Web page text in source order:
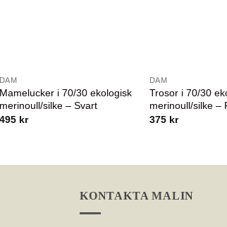
DAM
Mamelucker i 70/30 ekologisk
merinoull/silke – Svart
495 kr
DAM
Trosor i 70/30
merinoull/silke –
375 kr
KONTAKTA MALIN